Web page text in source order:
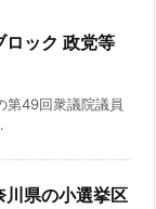
ック 政党等
第49回衆議院議員
県の小選挙区